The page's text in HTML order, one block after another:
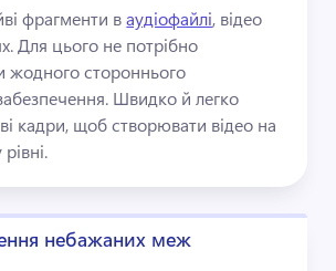
фрагменти в аудіофайлі, відео
Для цього не потрібно
жодного стороннього
Швидко й легко
кадри, щоб створювати відео на
небажаних меж